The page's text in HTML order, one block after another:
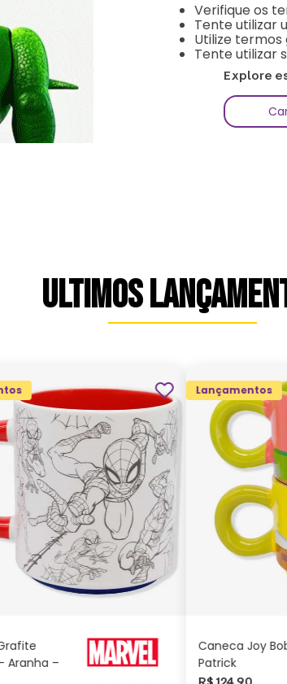
Verifique os
Tente utilizar
Utilize termos
Tente utilizar
Explore
ULTIMOS
Aranha –
ADICIONAR AO
CARRINHO
Lançamentos
Caneca Joy
Patrick
R$ 124,90